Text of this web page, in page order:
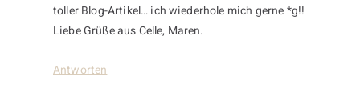
toller Blog-Artikel… ich wiederhole mich gerne *g!!
Liebe Grüße aus Celle, Maren.
Antworten